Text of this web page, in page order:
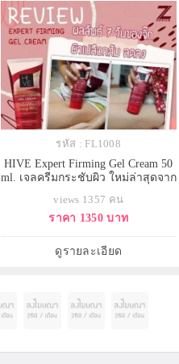
รหัส : FL1008
HIVE Expert Firming Gel Cream 50
ml. เจลครีมกระชับผิว ใหม่ล่าสุดจาก
บอกลาผิวป้า ผิวเนียนเรียบจุดด่างดำ
หาย สลายเม็ดสี ยิ่งใช้ยิ่งสวย ตัว
ต้องทนร้อน เพียงแค่ทาแล้วลูบเบาๆ
เนื้อเจลก็ซึมซาบเข้าสู่ผิวช
views 1357 คน
ราคา 1350 บาท
ดูรายละเอียด